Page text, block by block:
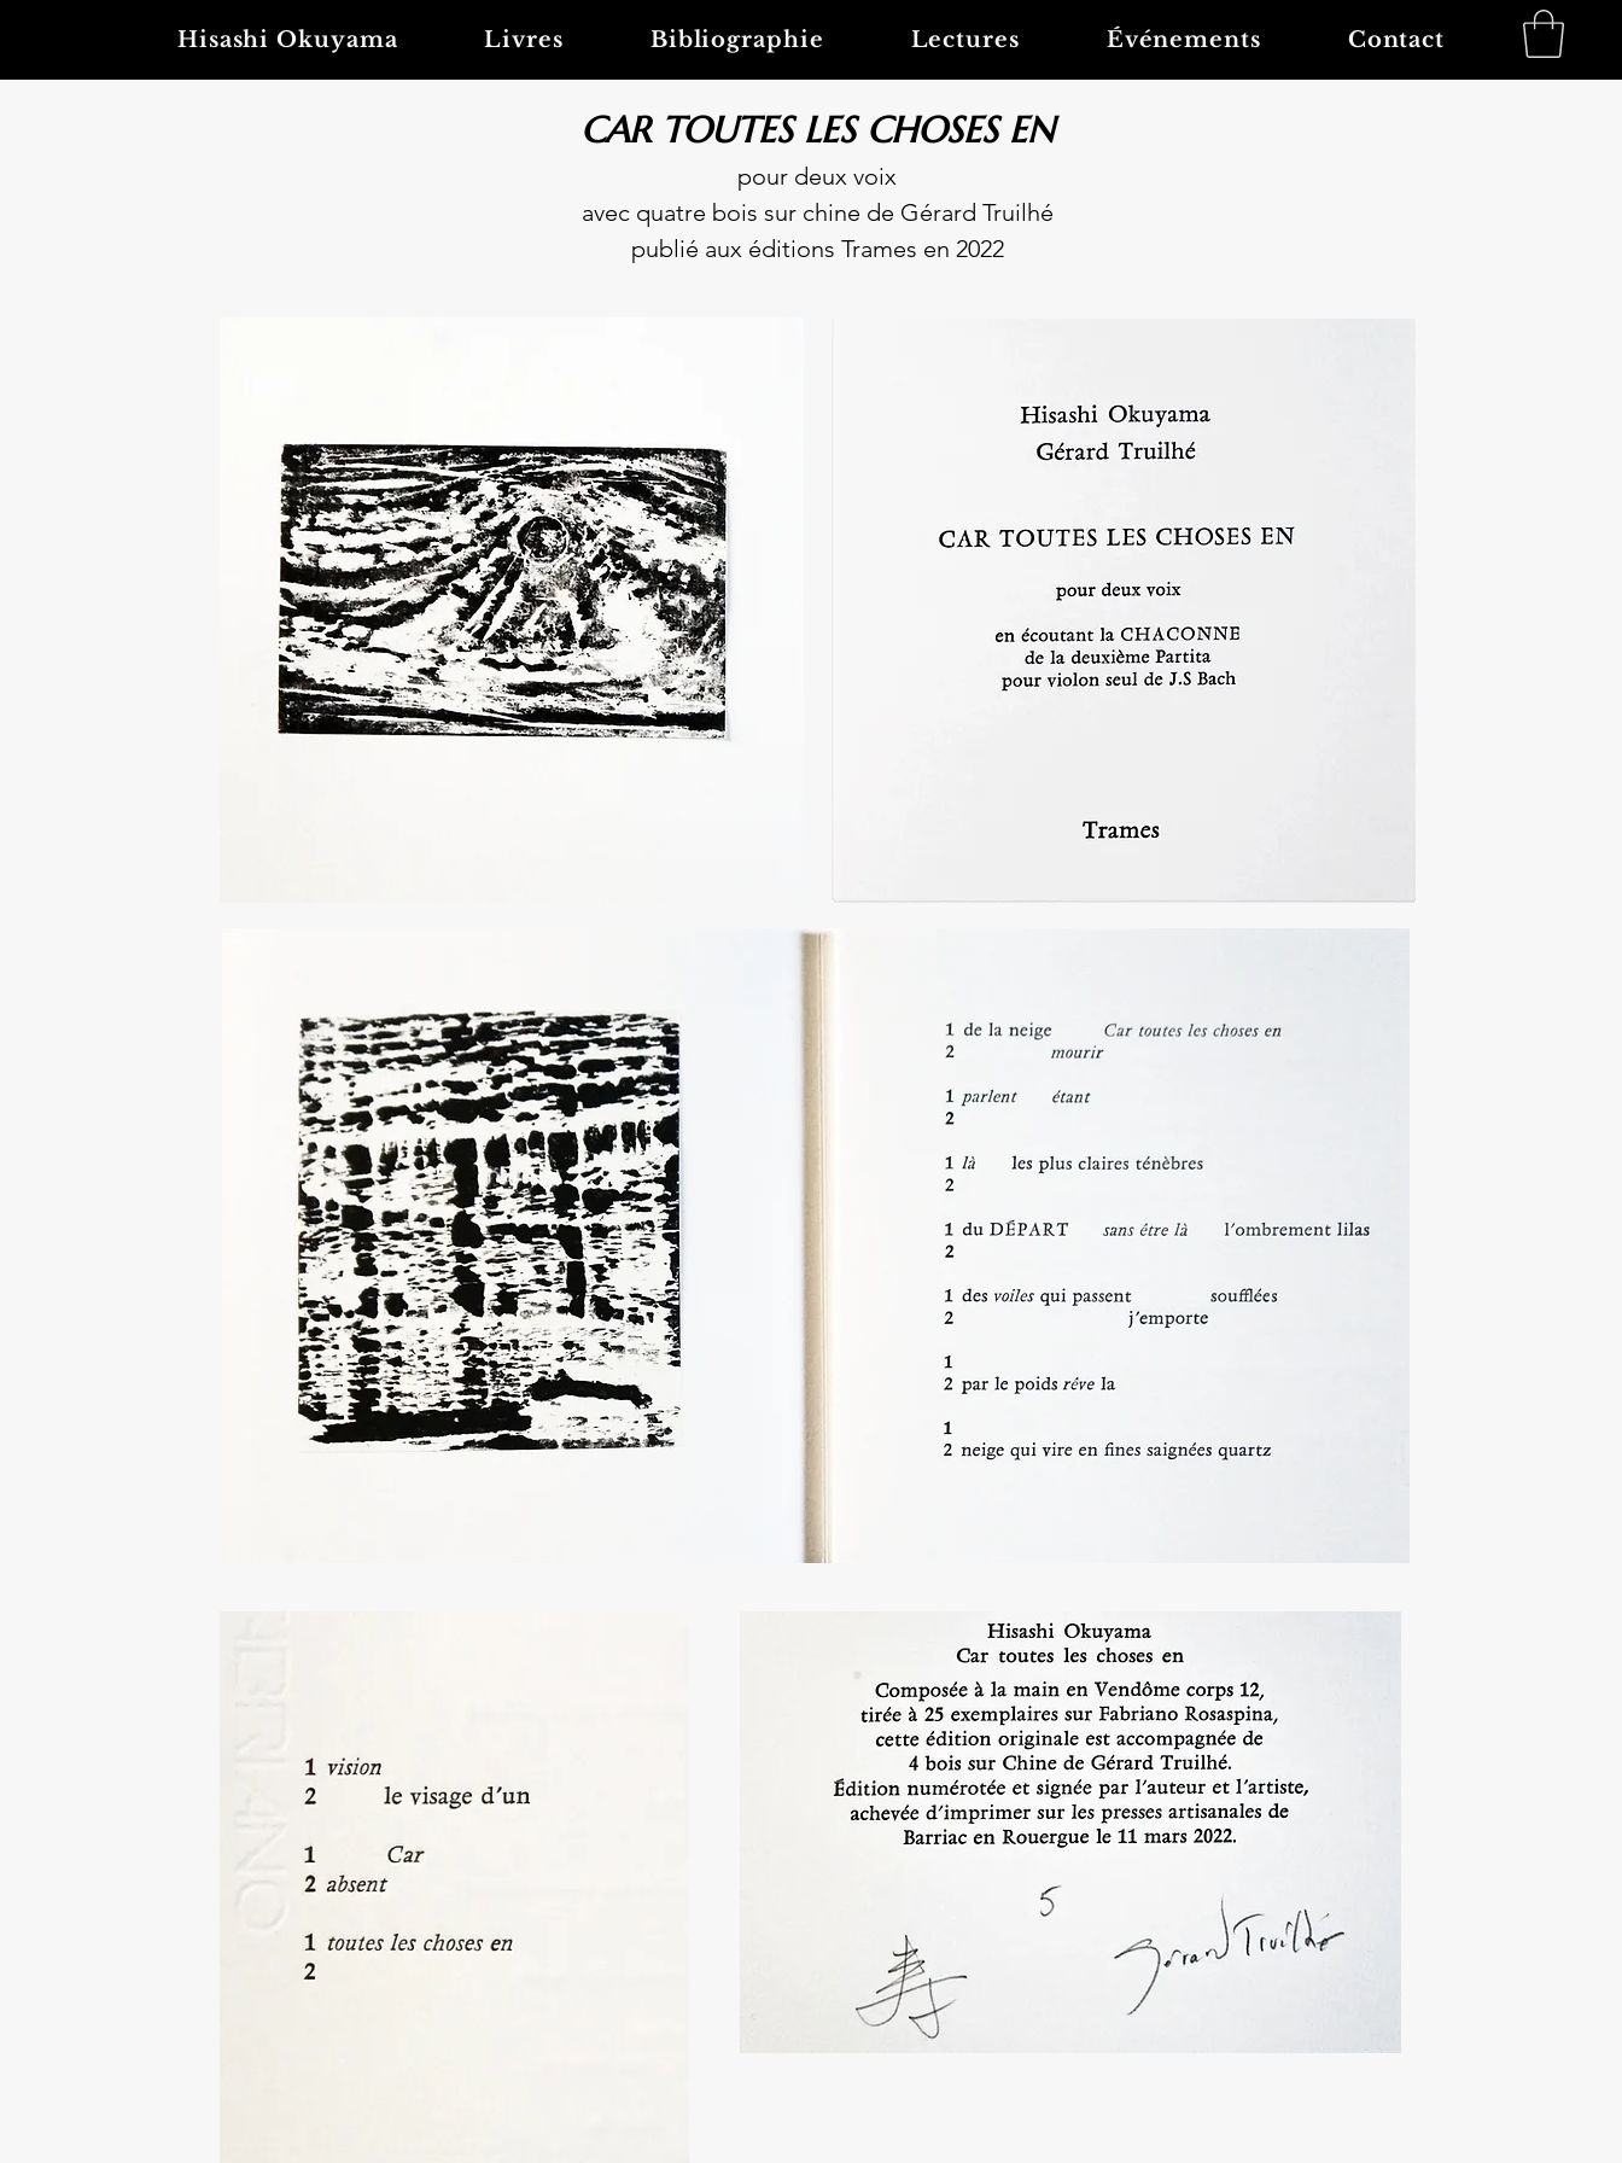
Hisashi Okuyama Livres Bibliographie Lectures Événements Contact
CAR TOUTES LES CHOSES EN
pour deux voix
avec quatre bois sur chine de Gérard Truilhé
publié aux éditions Trames en 2022